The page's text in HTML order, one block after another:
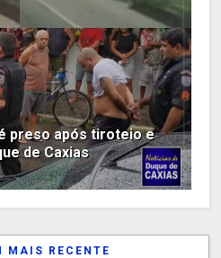
preso após tiroteio e
de Caxias
MAIS RECENTE